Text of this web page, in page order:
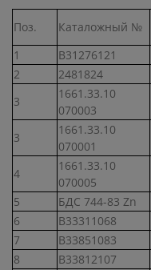
Поз. Каталожный №
1
В31276121
2
2481824
3
1661.33.10
070003
3
1661.33.10
070001
4
1661.33.10
070005
5
БДС 744-83 Zn
6
В33311068
7
В33851083
8
В33812107